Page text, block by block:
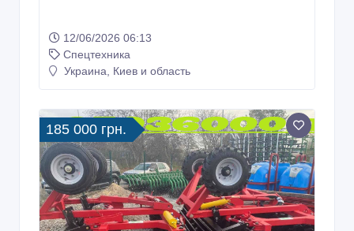
12/06/2026 06:13
Спецтехника
Украина, Киев и область
185 000 грн.